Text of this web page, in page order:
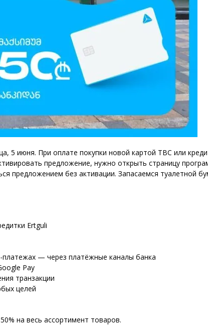
5 июня. При оплате покупки новой картой TBC или
предложение, нужно открыть страницу
предложением без активации. Запасаемся туалетной
Ertguli
платежах — через платёжные каналы банка
Pay
транзакции
целей
на весь ассортимент товаров.